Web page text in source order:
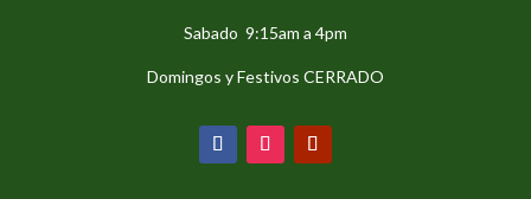
Sabado 9:15am a 4pm
Domingos y Festivos CERRADO